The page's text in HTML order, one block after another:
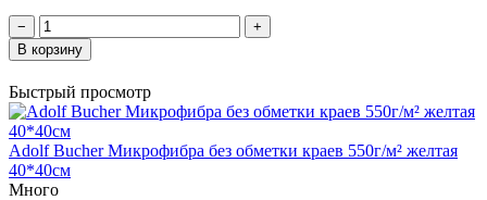
−
+
В корзину
Быстрый просмотр
Adolf Bucher Микрофибра без обметки краев 550г/м² желтая
40*40см
Много